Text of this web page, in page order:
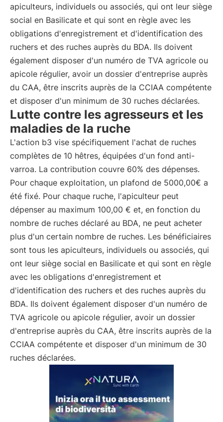
apiculteurs, individuels ou associés, qui ont leur siège
social en Basilicate et qui sont en règle avec les
obligations d'enregistrement et d'identification des
ruchers et des ruches auprès du BDA. Ils doivent
également disposer d'un numéro de TVA agricole ou
apicole régulier, avoir un dossier d'entreprise auprès
du CAA, être inscrits auprès de la CCIAA compétente
et disposer d'un minimum de 30 ruches déclarées.
Lutte contre les agresseurs et les
maladies de la ruche
L'action b3 vise spécifiquement l'achat de ruches
complètes de 10 hêtres, équipées d'un fond anti-
varroa. La contribution couvre 60% des dépenses.
Pour chaque exploitation, un plafond de 5000,00€ a
été fixé. Pour chaque ruche, l'apiculteur peut
dépenser au maximum 100,00 € et, en fonction du
nombre de ruches déclaré au BDA, ne peut acheter
plus d'un certain nombre de ruches. Les bénéficiaires
sont tous les apiculteurs, individuels ou associés, qui
ont leur siège social en Basilicate et qui sont en règle
avec les obligations d'enregistrement et
d'identification des ruchers et des ruches auprès du
BDA. Ils doivent également disposer d'un numéro de
TVA agricole ou apicole régulier, avoir un dossier
d'entreprise auprès du CAA, être inscrits auprès de la
CCIAA compétente et disposer d'un minimum de 30
ruches déclarées.